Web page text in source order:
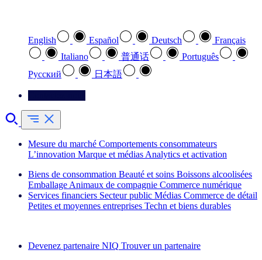
English Español Deutsch
Français
Italiano
普通话
Português
Pусский
日本語
Mesure du marché Comportements consommateurs
L’innovation Marque et médias Analytics et activation
Biens de consommation Beauté et soins Boissons alcoolisées
Emballage Animaux de compagnie Commerce numérique
Services financiers Secteur public Médias Commerce de détail
Petites et moyennes entreprises Techn et biens durables
Devenez partenaire NIQ Trouver un partenaire